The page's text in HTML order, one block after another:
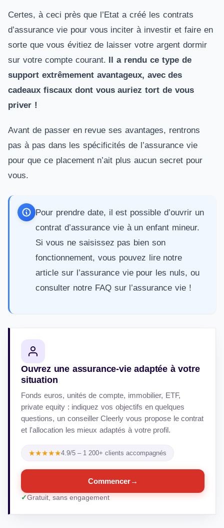
Certes, à ceci près que l’Etat a créé les contrats
d’assurance vie pour vous inciter à investir et faire en
sorte que vous évitiez de laisser votre argent dormir
sur votre compte courant. Il a rendu ce type de
support extrêmement avantageux, avec des
cadeaux fiscaux dont vous auriez tort de vous
priver !
Avant de passer en revue ses avantages, rentrons
pas à pas dans les spécificités de l’assurance vie
pour que ce placement n’ait plus aucun secret pour
vous.
Pour prendre date, il est possible d’ouvrir un
contrat d’assurance vie à un enfant mineur.
Si vous ne saisissez pas bien son
fonctionnement, vous pouvez lire notre
article sur l’assurance vie pour les nuls, ou
consulter notre FAQ sur l’assurance vie !
Ouvrez une assurance-vie adaptée à votre
situation
Fonds euros, unités de compte, immobilier, ETF,
private equity : indiquez vos objectifs en quelques
questions, un conseiller Cleerly vous propose le contrat
et l'allocation les mieux adaptés à votre profil.
★★★★★4.9/5 – 1 200+ clients accompagnés
Commencer→
Gratuit, sans engagement